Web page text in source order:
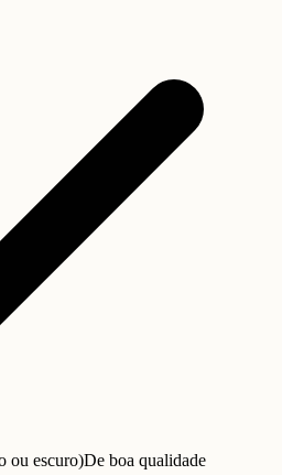
ou escuro)De boa qualidade